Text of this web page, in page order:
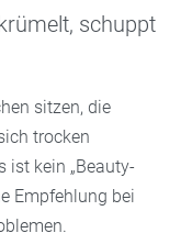
schuppt
sitzen, die
trocken
ist kein „Beauty-
Empfehlung bei